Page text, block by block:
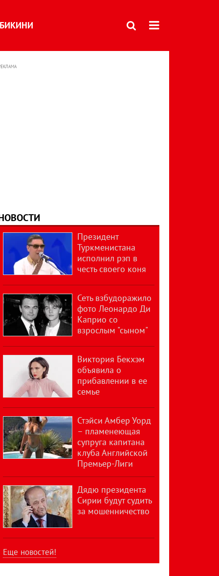
БИКИНИ
Президент
Туркменистана
исполнил рэп в
честь своего коня
Сеть взбудоражило
фото Леонардо Ди
Каприо со
взрослым "сыном"
Виктория Бекхэм
объявила о
прибавлении в ее
семье
Стэйси Амбер Уорд
– пламенеющая
супруга капитана
клуба Английской
Премьер-Лиги
Дядю президента
Сирии будут судить
за мошенничество
Еще новостей!